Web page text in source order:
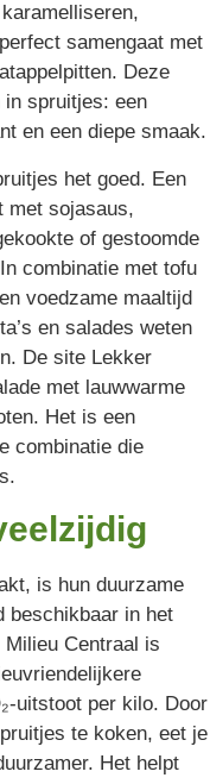
samengaat met
Deze
in spruitjes: een
en een diepe smaak.
het goed. Een
met sojasaus,
of gestoomde
combinatie met tofu
voedzame maaltijd
en salades weten
De site Lekker
met lauwwarme
Het is een
combinatie die
is hun duurzame
beschikbaar in het
Milieu Centraal is
uitstoot per kilo. Door
te koken, eet je
Het helpt